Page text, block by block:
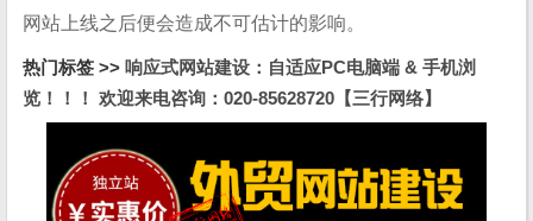
网站上线之后便会造成不可估计的影响。
热门标签 >> 响应式网站建设：自适应PC电脑端 & 手机浏
览！！！ 欢迎来电咨询：020-85628720【三行网络】